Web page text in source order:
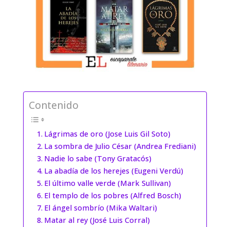
Contenido
Lágrimas de oro (Jose Luis Gil Soto)
La sombra de Julio César (Andrea Frediani)
Nadie lo sabe (Tony Gratacós)
La abadía de los herejes (Eugeni Verdú)
El último valle verde (Mark Sullivan)
El templo de los pobres (Alfred Bosch)
El ángel sombrío (Mika Waltari)
Matar al rey (José Luis Corral)